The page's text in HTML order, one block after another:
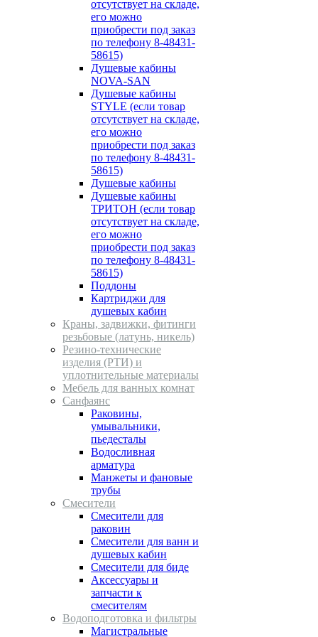
отсутствует на складе,
его можно
приобрести под заказ
по телефону 8-48431-
58615)
Душевые кабины
NOVA-SAN
Душевые кабины
STYLE (если товар
отсутствует на складе,
его можно
приобрести под заказ
по телефону 8-48431-
58615)
Душевые кабины
Душевые кабины
ТРИТОН (если товар
отсутствует на складе,
его можно
приобрести под заказ
по телефону 8-48431-
58615)
Поддоны
Картриджи для
душевых кабин
Краны, задвижки, фитинги
резьбовые (латунь, никель)
Резино-технические
изделия (РТИ) и
уплотнительные материалы
Мебель для ванных комнат
Санфаянс
Раковины,
умывальники,
пьедесталы
Водосливная
арматура
Манжеты и фановые
трубы
Смесители
Смесители для
раковин
Смесители для ванн и
душевых кабин
Смесители для биде
Аксессуары и
запчасти к
смесителям
Водоподготовка и фильтры
Магистральные